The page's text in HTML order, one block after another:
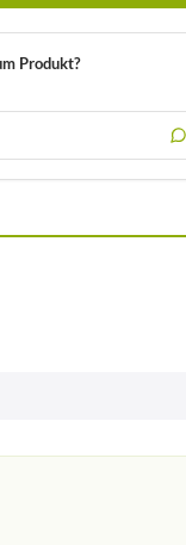
Produkt?